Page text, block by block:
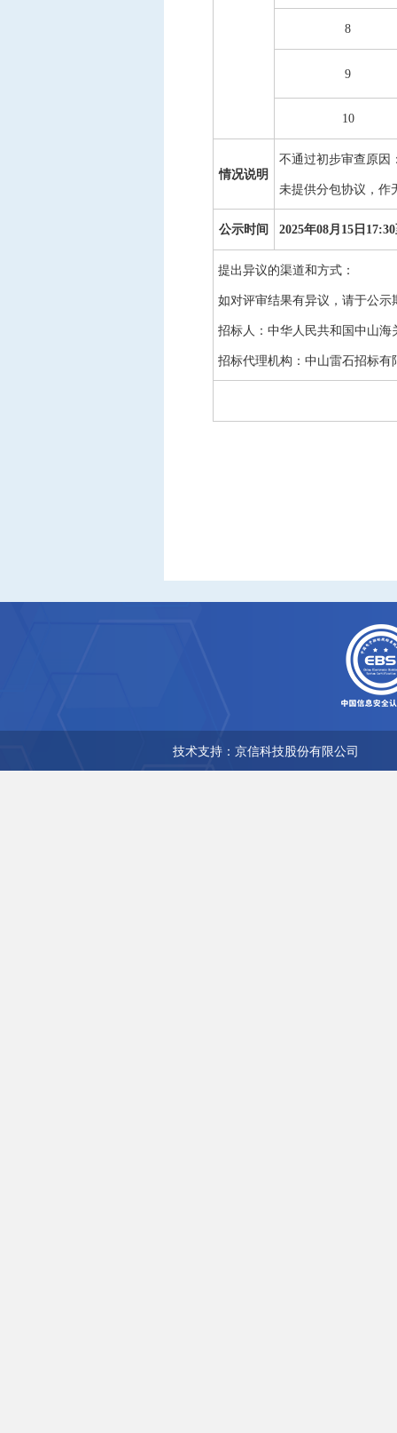
8
9
10
情况说明
不通过初步审查原因
未提供分包协议，作
公示时间 2025年08月15日
提出异议的渠道和方式：
如对评审结果有异议，请于公
招标人： 中华人民共和国中山海
招标代理机构： 中山雷石招标有
技术支持：京信科技股份有限公司